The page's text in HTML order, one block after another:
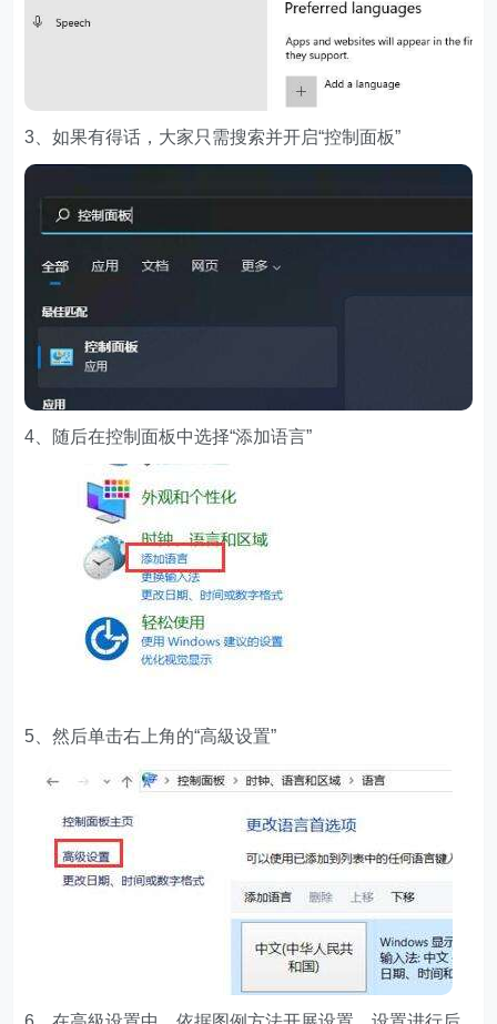
3、如果有得话，大家只需搜索并开启“控制面板”
4、随后在控制面板中选择“添加语言”
5、然后单击右上角的“高級设置”